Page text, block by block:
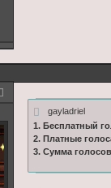
gayladriel
1. Бесплатный
2. Платные
3. Сумма